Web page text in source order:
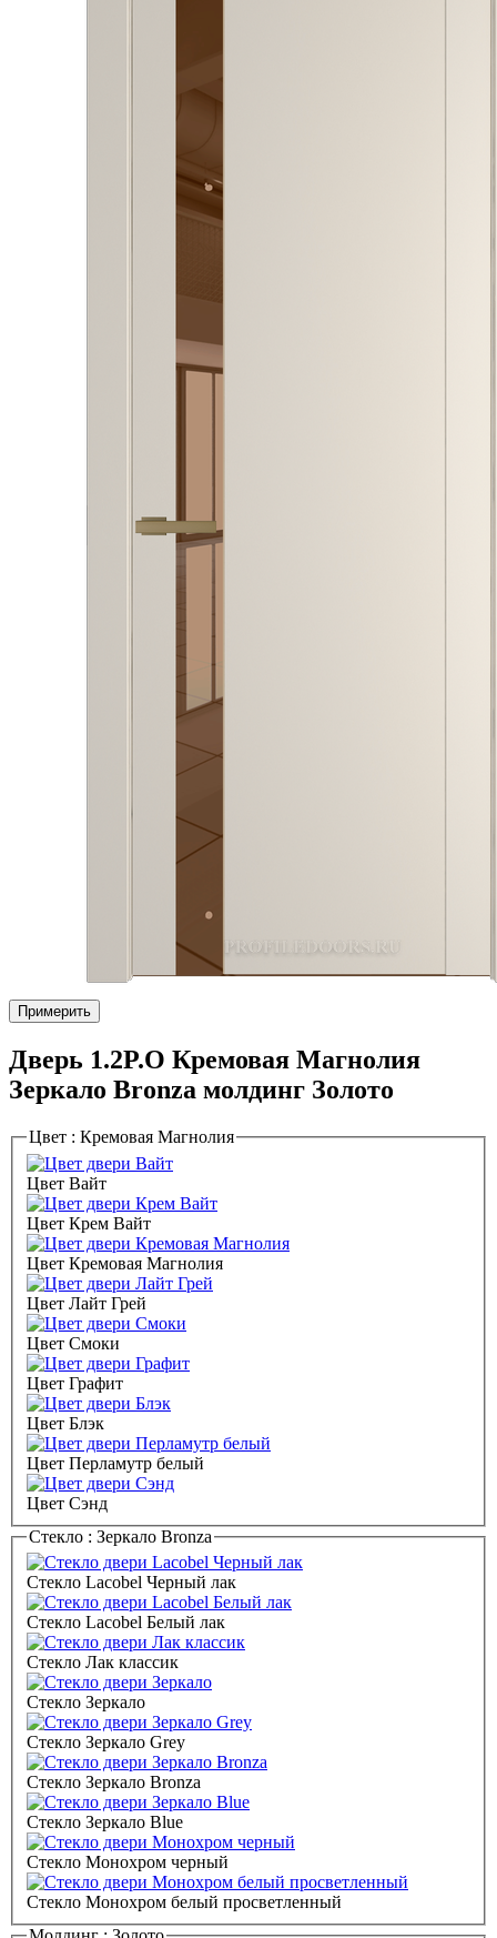
Примерить
Дверь 1.2P.O Кремовая Магнолия
Зеркало Bronza молдинг Золото
Цвет : Кремовая Магнолия
Цвет Вайт
Цвет Крем Вайт
Цвет Кремовая Магнолия
Цвет Лайт Грей
Цвет Смоки
Цвет Графит
Цвет Блэк
Цвет Перламутр белый
Цвет Сэнд
Стекло : Зеркало Bronza
Стекло Lacobel Черный лак
Стекло Lacobel Белый лак
Стекло Лак классик
Стекло Зеркало
Стекло Зеркало Grey
Стекло Зеркало Bronza
Стекло Зеркало Blue
Стекло Монохром черный
Стекло Монохром белый просветленный